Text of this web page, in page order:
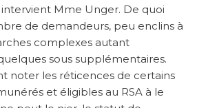
intervient Mme Unger. De quoi
de demandeurs, peu enclins à
complexes autant
sous supplémentaires.
noter les réticences de certains
et éligibles au RSA à le